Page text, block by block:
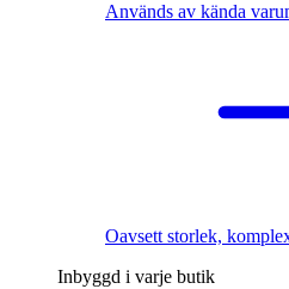
Används av kända
Oavsett storlek,
Inbyggd i varje butik